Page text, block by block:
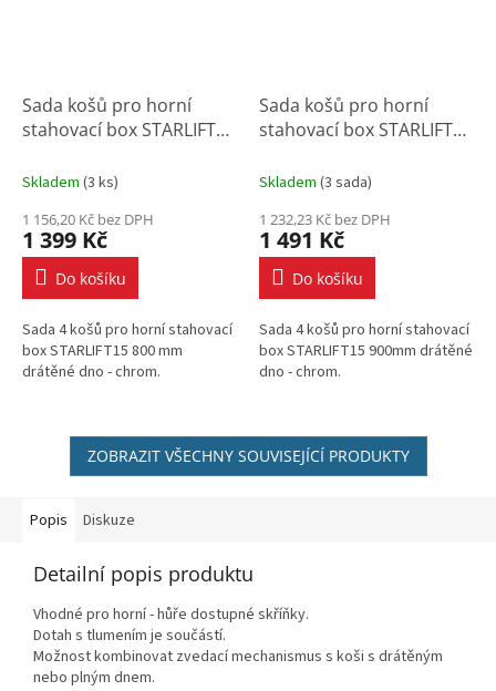
Sada košů pro horní
stahovací box STARLIFT15
Skladem (3 ks)
1 156,20 Kč bez DPH
1 399 Kč
Do košíku
Sada 4 košů pro horní stahovací
box STARLIFT15 800 mm
drátěné dno - chrom.
Sada košů pro horní
stahovací box STARLIFT15
Skladem (3 sada)
1 232,23 Kč bez DPH
1 491 Kč
Do košíku
Sada 4 košů pro horní stahovací
box STARLIFT15 900mm drátěné
dno - chrom.
ZOBRAZIT VŠECHNY SOUVISEJÍCÍ PRODUKTY
Popis Diskuze
Detailní popis produktu
Vhodné pro horní - hůře dostupné skříňky.
Dotah s tlumením je součástí.
Možnost kombinovat zvedací mechanismus s koši s drátěným
nebo plným dnem.